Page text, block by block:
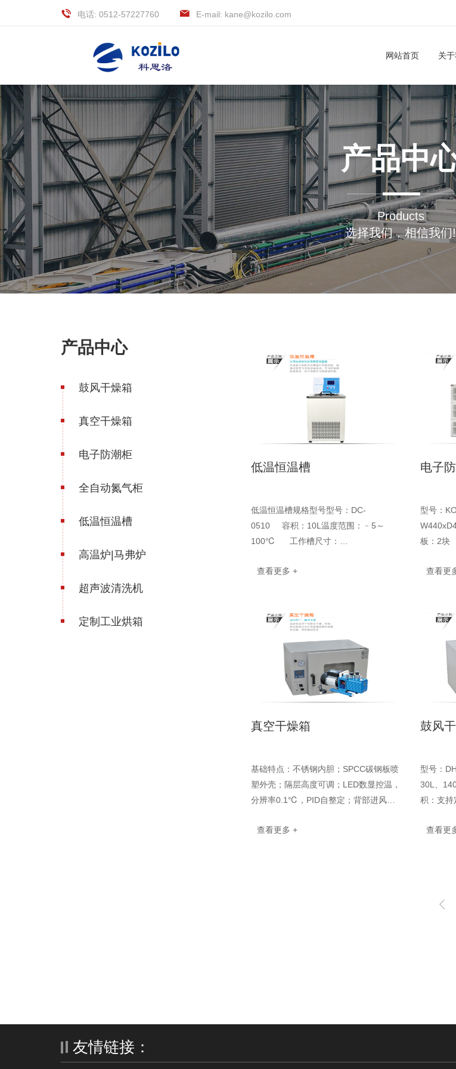
电话: 0512-57227760 E-mail: kane@kozilo.com
网站首页 关
产品中
Products
选择我们，相信我们!
产品中心
鼓风干燥箱
真空干燥箱
电子防潮柜
全自动氮气柜
低温恒温槽
高温炉|马弗炉
超声波清洗机
定制工业烘箱
低温恒温槽
低温恒温槽规格型号型号：DC-
0510 容积：10L温度范围：﹣5～
100℃ 工作槽尺寸：
查看更多 +
电子
型号：
板：2
查看更
真空干燥箱
基础特点：不锈钢内胆；SPCC碳钢板喷
塑外壳；隔层高度可调；LED数显控温，
分辨率0.1℃，PID自整定；背部进风
器，温度波动性±0.5℃；大···
查看更多 +
鼓风
型号：
30L、
积：支持
···查看更
友情链接：